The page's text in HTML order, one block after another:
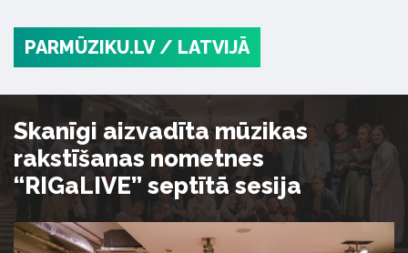
PARMŪZIKU.LV / LATVIJĀ
Skanīgi aizvadīta mūzikas
rakstīšanas nometnes
“RIGaLIVE” septītā sesija